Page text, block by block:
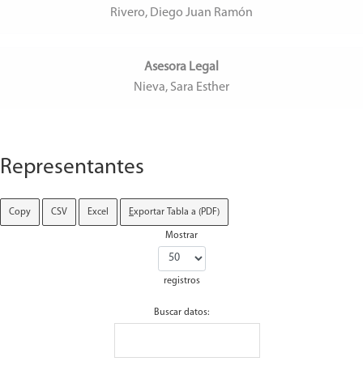
Rivero, Diego Juan Ramón
Asesora Legal
Nieva, Sara Esther
Representantes
Copy CSV Excel Exportar Tabla a (PDF)
Mostrar
registros
Buscar datos: